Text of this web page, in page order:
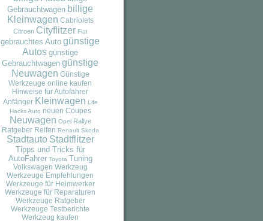
Gebrauchtwagen billige
Kleinwagen Cabriolets
Citroen Cityflitzer Fiat
gebrauchtes Auto günstige
Autos günstige
Gebrauchtwagen günstige
Neuwagen Günstige
Werkzeuge online kaufen
Hinweise für Autofahrer
Anfänger Kleinwagen Life
Hacks Auto neuen Coupes
Neuwagen Opel Rallye
Ratgeber Reifen Renault Skoda
Stadtauto Stadtflitzer
Tipps und Tricks für
AutoFahrer Toyota Tuning
Volkswagen Werkzeug
Werkzeuge Empfehlungen
Werkzeuge für Heimwerker
Werkzeuge für Reparaturen
Werkzeuge Ratgeber
Werkzeuge Testberichte
Werkzeug kaufen